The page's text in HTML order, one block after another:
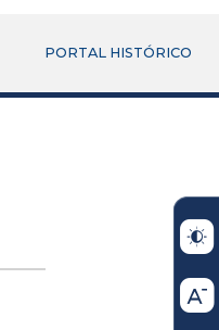
PORTAL HISTÓRICO